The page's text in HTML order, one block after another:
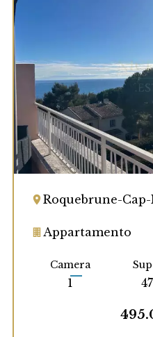
Roquebrune-
Appartamento
Camera
1